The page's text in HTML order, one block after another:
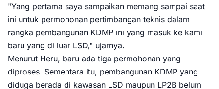
"Yang pertama saya sampaikan memang sampai saat
ini untuk permohonan pertimbangan teknis dalam
rangka pembangunan KDMP ini yang masuk ke kami
baru yang di luar LSD," ujarnya.
Menurut Heru, baru ada tiga permohonan yang
diproses. Sementara itu, pembangunan KDMP yang
diduga berada di kawasan LSD maupun LP2B belum